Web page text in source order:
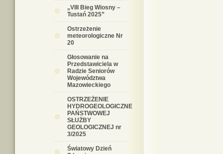
„VIII Bieg Wiosny –
Tustań 2025”
Ostrzeżenie
meteorologiczne Nr
20
Głosowanie na
Przedstawiciela w
Radzie Seniorów
Województwa
Mazowieckiego
OSTRZEŻENIE
HYDROGEOLOGICZNE
PAŃSTWOWEJ
SŁUŻBY
GEOLOGICZNEJ nr
3/2025
Światowy Dzień